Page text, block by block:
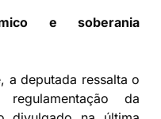
e soberania
a deputada ressalta o
da